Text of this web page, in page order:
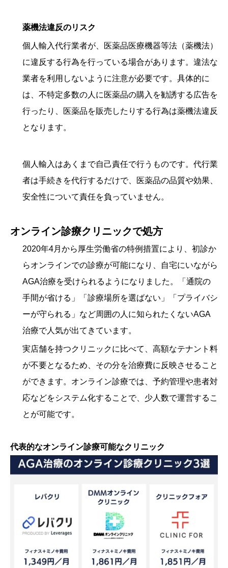
薬機法違反のリスク
個人輸入代行業者が、医薬品医療機器等法（薬機法）
に違反する行為を行っている場合があります。違法な
業者を利用しないように注意が必要です。具体的に
は、不特定多数の人に医薬品の購入を勧誘する広告を
行ったり、医薬品を販売したりする行為は薬機法違反
となります。
個人輸入はあくまで自己責任で行うものです。代行業
者は手続きを代行するだけで、医薬品の品質や効果、
安全性について責任を負っていません。
オンライン診療クリニックで処方
2020年4月から厚生労働省の特例措置により、初診か
らオンラインでの診療が可能になり、自宅にいながら
AGA治療を受けられるようになりました。「通院の
手間が省ける」「診療場所を選ばない」「プライバシ
ーが守られる」など周囲の人に知られたくないAGA
治療で人気が出てきています。
実店舗を持つクリニックに比べて、高額なテナント料
が不要となるため、その分を治療費に反映させること
ができます。オンライン診療では、予約管理や患者対
応などをシステム化することで、少人数で運営するこ
とが可能です。
代表的なオンライン診療可能なクリニック